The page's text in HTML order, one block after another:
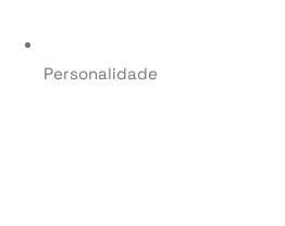
Personalidade